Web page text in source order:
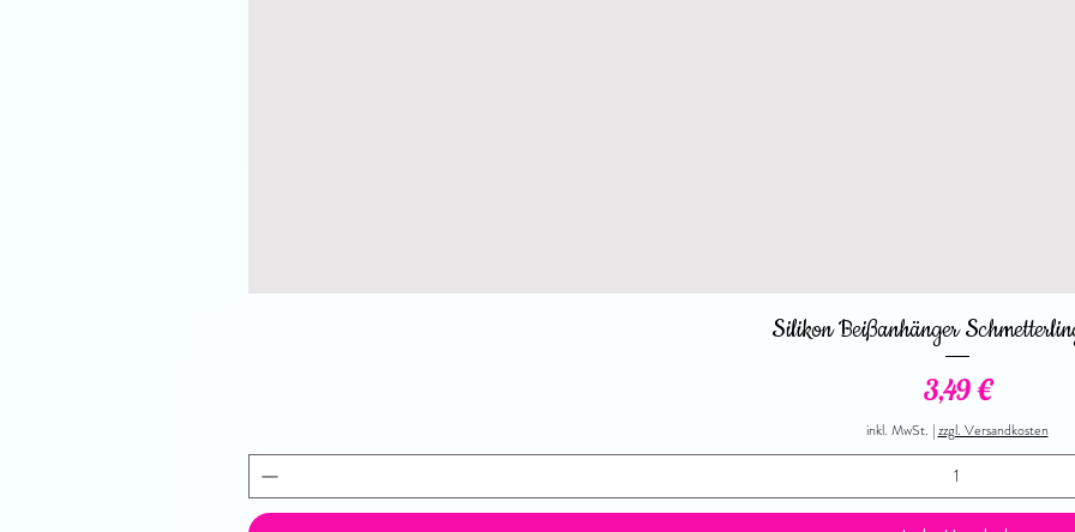
Schnellansicht
Silikon Beißanhänger
Preis
3,49 €
inkl. MwSt. |zzgl. Versandkosten